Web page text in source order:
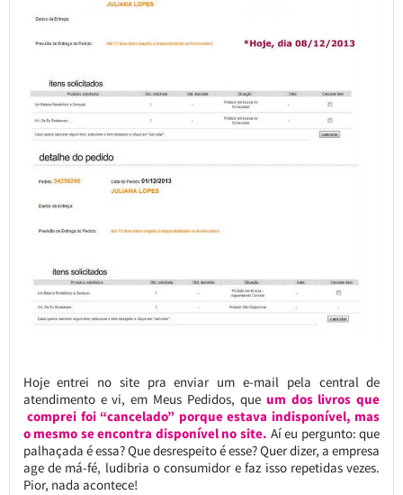
Hoje entrei no site pra enviar um e-mail pela central de
atendimento e vi, em Meus Pedidos, que um dos livros que
comprei foi “cancelado” porque estava indisponível, mas
o mesmo se encontra disponível no site. Aí eu pergunto: que
palhaçada é essa? Que desrespeito é esse? Quer dizer, a empresa
age de má-fé, ludibria o consumidor e faz isso repetidas vezes.
Pior, nada acontece!